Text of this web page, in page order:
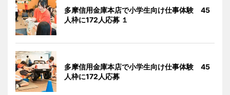
多摩信用金庫本店で小学生向け仕事体験 45
人枠に172人応募 １
多摩信用金庫本店で小学生向け仕事体験 45
人枠に172人応募